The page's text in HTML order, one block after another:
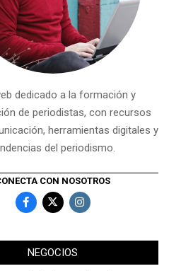
dedicado a la formación y
de periodistas, con recursos
herramientas digitales y
del periodismo.
CON NOSOTROS
NEGOCIOS